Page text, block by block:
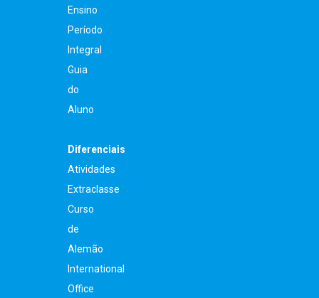
Ensino
Período
Integral
Guia
do
Aluno
Diferenciais
Atividades
Extraclasse
Curso
de
Alemão
International
Office